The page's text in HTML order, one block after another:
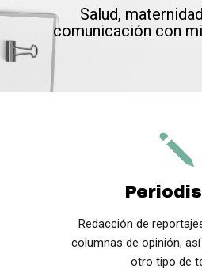
Salud,
comunicación con
Redacción de
columnas de opinión,
otro tipo de